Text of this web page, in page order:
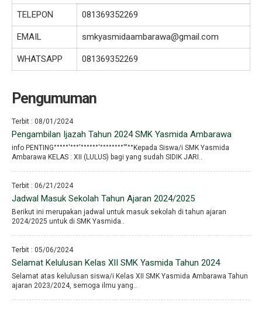
TELEPON 081369352269
EMAIL smkyasmidaambarawa@gmail.com
WHATSAPP 081369352269
Pengumuman
Terbit : 08/01/2024
Pengambilan Ijazah Tahun 2024 SMK Yasmida Ambarawa
info PENTING°°°°°′°°°′°°°°°°′°°°°°°°°′′′°°Kepada Siswa/i SMK Yasmida
Ambarawa KELAS : XII (LULUS) bagi yang sudah SIDIK JARI..
Terbit : 06/21/2024
Jadwal Masuk Sekolah Tahun Ajaran 2024/2025
Berikut ini merupakan jadwal untuk masuk sekolah di tahun ajaran
2024/2025 untuk di SMK Yasmida..
Terbit : 05/06/2024
Selamat Kelulusan Kelas XII SMK Yasmida Tahun 2024
Selamat atas kelulusan siswa/i Kelas XII SMK Yasmida Ambarawa Tahun
ajaran 2023/2024, semoga ilmu yang..